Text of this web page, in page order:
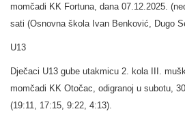
momčadi KK Fortuna, dana 07.12.2025.
sati (Osnovna škola Ivan Benković, Dugo
U13
Dječaci U13 gube utakmicu 2. kola III.
momčadi KK Otočac, odigranoj u subotu,
(19:11, 17:15, 9:22, 4:13).